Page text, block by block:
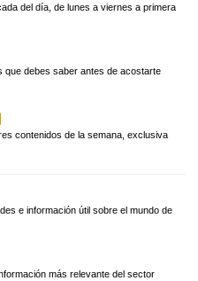
del día, de lunes a viernes a primera
que debes saber antes de acostarte
contenidos de la semana, exclusiva
e información útil sobre el mundo de
más relevante del sector